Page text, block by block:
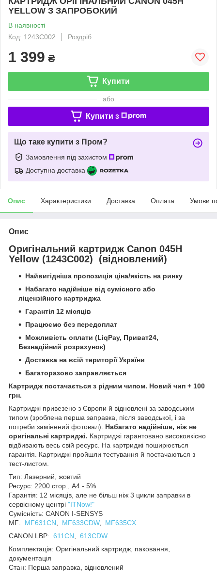
YELLOW З ЗАПРОБОКИЙ
В наявності
Код: 1243C002
Роздріб
1 399 ₴
Купити
або
Купити з
Що таке купити з Пром?
Замовлення під захистом
Доступна доставка
Опис Характеристики Доставка Оплата Умови
Опис
Оригінальний картридж Canon 045H
Yellow (1243C002) (відновлений)
Найвигідніша пропозиція ціна/якість на ринку
Набагато надійніше від сумісного або
ліцензійного картриджа
Гарантія 12 місяців
Працюємо без передоплат
Можливість оплати (LiqPay, Приват24,
Безнадійний розрахунок)
Доставка на всій території України
Багаторазово заправляється
Картридж постачається з рідним чипом. Новий чип + 100
грн.
Картриджі привезено з Європи й відновлені за заводським
типом (зроблена перша заправка, після заводської, і за
потреби замінений фотовал). Набагато надійніше, ніж не
оригінальні картриджі. Картриджі гарантовано високоякісно
відбивають весь свій ресурс. На картриджі поширюється
гарантія. Картриджі пройшли тестування й постачаються з
тест-листом.
Тип: Лазерний, жовтий
Ресурс: 2200 стор., А4 - 5%
Гарантія: 12 місяців, але не більш ніж 3 цикли заправки в
сервісному центрі "ITNow!"
Сумісність: CANON I-SENSYS
MF: MF631CN, MF633CDW, MF635CX
CANON LBP: 611CN, 613CDW
Комплектація: Оригінальний картридж, паковання,
документація
Стан: Перша заправка, відновлений